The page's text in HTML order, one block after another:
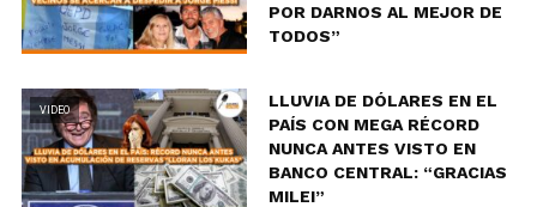
POR DARNOS AL MEJOR DE
TODOS”
VIDEO
LLUVIA DE DÓLARES EN EL
PAÍS CON MEGA RÉCORD
NUNCA ANTES VISTO EN
BANCO CENTRAL: “GRACIAS
MILEI”